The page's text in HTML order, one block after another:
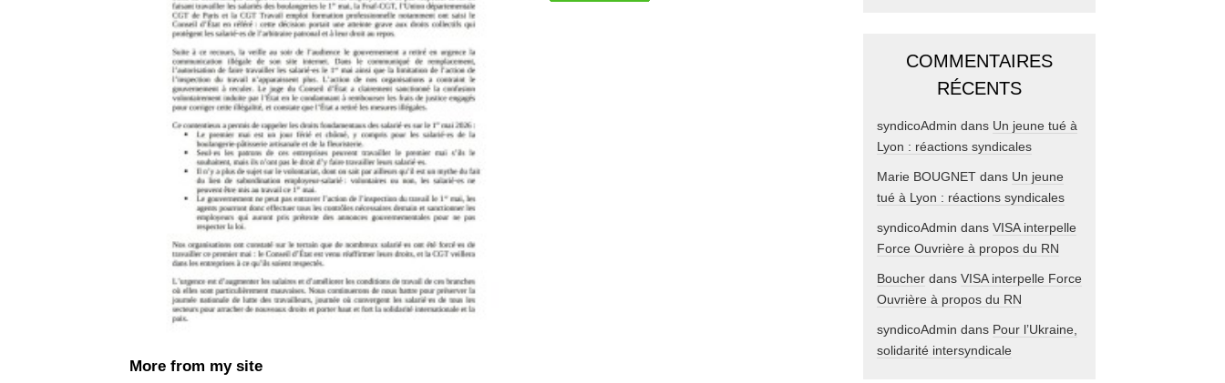
More from my site
COMMENTAIRES
RÉCENTS
syndicoAdmin dans Un jeune tué à
Lyon : réactions syndicales
Marie BOUGNET dans Un jeune
tué à Lyon : réactions syndicales
syndicoAdmin dans VISA interpelle
Force Ouvrière à propos du RN
Boucher dans VISA interpelle Force
Ouvrière à propos du RN
syndicoAdmin dans Pour l’Ukraine,
solidarité intersyndicale